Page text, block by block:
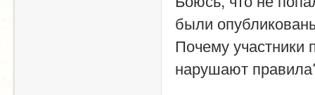
были
Почему участники
нарушают